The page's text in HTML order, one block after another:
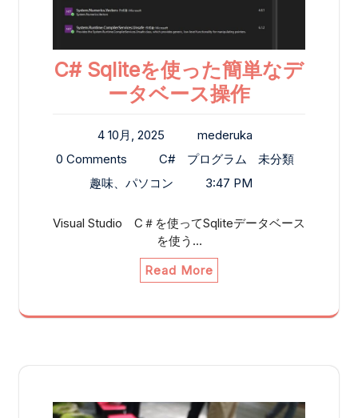
C# Sqliteを使った簡単なデ
ータベース操作
4 10月, 2025
mederuka
0 Comments
C# プログラム
未分類
趣味、パソコン
3:47 PM
Visual Studio C＃を使ってSqliteデータベース
を使う…
Read More